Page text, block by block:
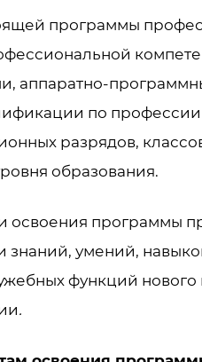
программы
аппаратно-
по
разрядов,
образования.
освоения программы
знаний, умений,
функций
.